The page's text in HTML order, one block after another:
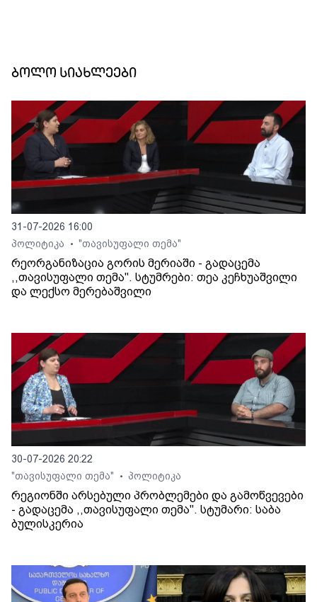
ბოლო სიახლეები
31-07-2026 16:00
პოლიტიკა
• "თავისუფალი თემა"
რეორგანიზაცია გორის მერიაში - გადაცემა
,,თავისუფალი თემა". სტუმრები: თეა კეჩხუაშვილი
და ლექსო მერებაშვილი
30-07-2026 20:22
"თავისუფალი თემა"
• პოლიტიკა
რეგიონში არსებული პრობლემები და გამოწვევები
- გადაცემა ,,თავისუფალი თემა". სტუმარი: საბა
ბულისკერია